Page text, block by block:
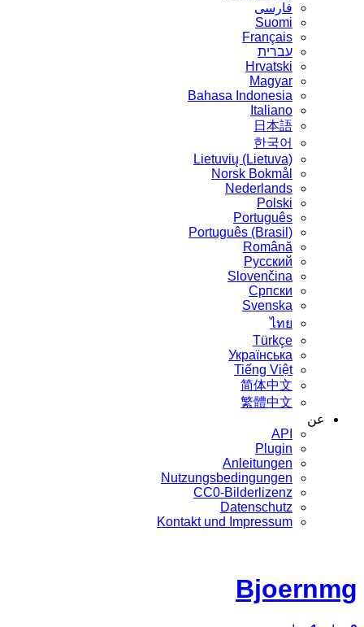
فارسی
Suomi
Français
עברית
Hrvatski
Magyar
Bahasa Indonesia
Italiano
日本語
한국어
Lietuvių (Lietuva)
‪Norsk Bokmål‬
Nederlands
Polski
Português
Português (Brasil)
Română
Русский
Slovenčina
Српски
Svenska
ไทย
Türkçe
Українська
Tiếng Việt
简体中文
繁體中文
عن
API
Plugin
Anleitungen
Nutzungsbedingungen
CC0-Bilderlizenz
Datenschutz
Kontakt und Impressum
Bjoernmg